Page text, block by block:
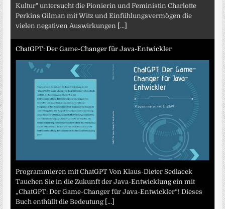
Kultur" untersucht die Pionierin und Feministin Charlotte
Perkins Gilman mit Witz und Einfühlungsvermögen die
vielen negativen Auswirkungen
[...]
ChatGPT: Der Game-Changer für Java-Entwickler
Programmieren mit ChatGPT Von Klaus-Dieter Sedlacek
Tauchen Sie in die Zukunft der Java-Entwicklung ein mit
„ChatGPT: Der Game-Changer für Java-Entwickler“! Dieses
Buch enthüllt die Bedeutung [...]